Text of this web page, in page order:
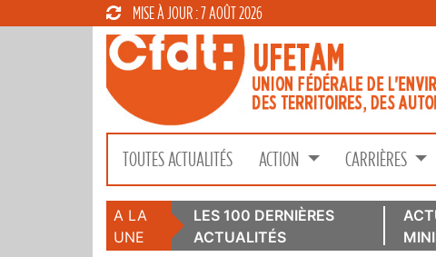
MISE À JOUR : 7 AOÛT 2026
TOUTES ACTUALITÉS ACTION CARRIÈRES
A LA
UNE
LES 100 DERNIÈRES
ACTUALITÉS